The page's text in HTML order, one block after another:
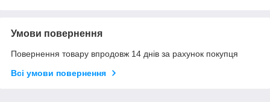
Умови повернення
Повернення товару впродовж 14 днів за рахунок покупця
Всі умови повернення